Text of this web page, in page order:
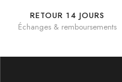
RETOUR 14 JOURS
Échanges & remboursements